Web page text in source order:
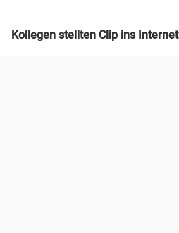
Kollegen stellten Clip ins Internet